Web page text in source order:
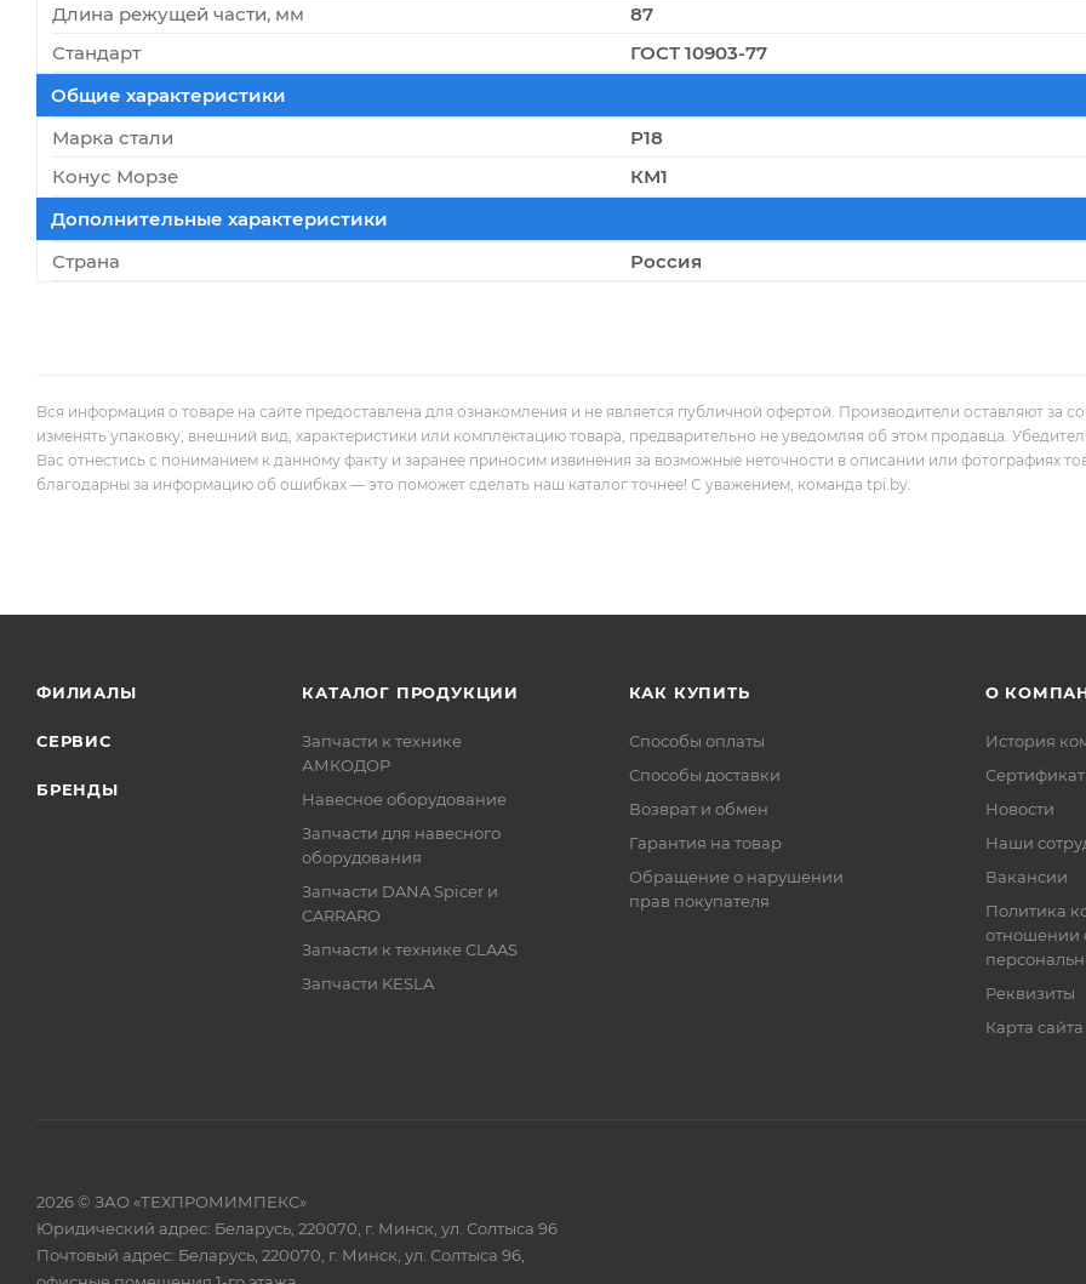
Длина режущей части, мм
87
Стандарт
ГОСТ 10903-77
Общие характеристики
Марка стали
Р18
Конус Морзе
КМ1
Дополнительные характеристики
Страна
Россия
Вся информация о товаре на сайте предоставлена для ознакомления и не является публичной офертой. Производители оставляют за
изменять упаковку, внешний вид, характеристики или комплектацию товара, предварительно не уведомляя об этом продавца.
Вас отнестись с пониманием к данному факту и заранее приносим извинения за возможные неточности в описании или фотографиях
благодарны за информацию об ошибках — это поможет сделать наш каталог точнее! С уважением, команда tpi.by.
ФИЛИАЛЫ
СЕРВИС
БРЕНДЫ
КАТАЛОГ ПРОДУКЦИИ
Запчасти к технике
АМКОДОР
Навесное оборудование
Запчасти для навесного
оборудования
Запчасти DANA Spicer и
CARRARO
Запчасти к технике CLAAS
Запчасти KESLA
КАК КУПИТЬ
Способы оплаты
Способы доставки
Возврат и обмен
Гарантия на товар
Обращение о нарушении
прав покупателя
О
История
Новости
Наши
Вакансии
Политика
отношении
Реквизиты
Карта сайта
2026 © ЗАО «ТЕХПРОМИМПЕКС»
Юридический адрес: Беларусь, 220070, г. Минск, ул. Солтыса 96
Почтовый адрес: Беларусь, 220070, г. Минск, ул. Солтыса 96,